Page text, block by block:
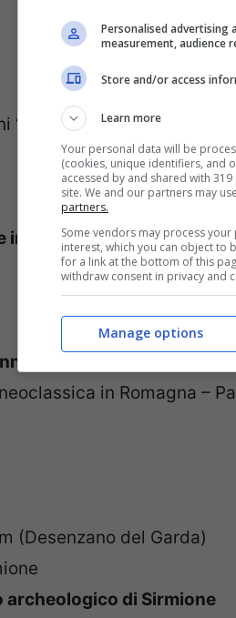
“Luigi Tonini”
in Classe
in Romagna –
(Desenzano del Garda)
archeologico di Sirmione
Personalised advertising
measurement, audience
Store and/or access
Learn more
Your personal data will be
(cookies, unique identifiers, and
accessed by and shared with
site. We and our partners may
partners.
Some vendors may process
interest, which you can object to
for a link at the bottom of this
withdraw consent in privacy and
Manage options